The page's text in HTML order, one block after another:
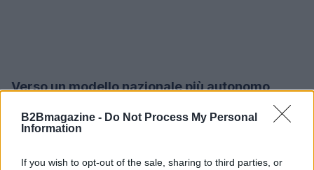
B2Bmagazine - Do Not Process My Personal
Information
If you wish to opt-out of the sale, sharing to third parties, or
Verso un modello nazionale più autonomo
Un percorso realistico richiede politiche coerenti,
competenze tecniche. Promuovere la ricerca,